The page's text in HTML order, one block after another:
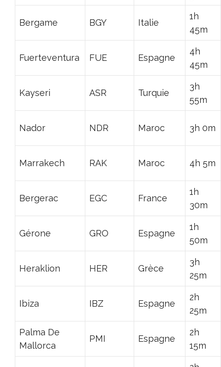
Bergame BGY Italie
1h
45m
Fuerteventura FUE Espagne
4h
45m
Kayseri ASR Turquie
3h
55m
Nador NDR Maroc 3h 0m
Marrakech RAK Maroc 4h 5m
Bergerac EGC France
1h
30m
Gérone GRO Espagne
1h
50m
Heraklion HER Grèce
3h
25m
Ibiza IBZ Espagne
2h
25m
Palma De
Mallorca
PMI Espagne
2h
15m